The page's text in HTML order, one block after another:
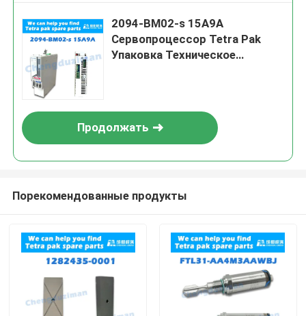
2094-BM02-s 15A9A
Сервопроцессор Tetra Pak
Упаковка Техническое
Продолжать
Порекомендованные продукты